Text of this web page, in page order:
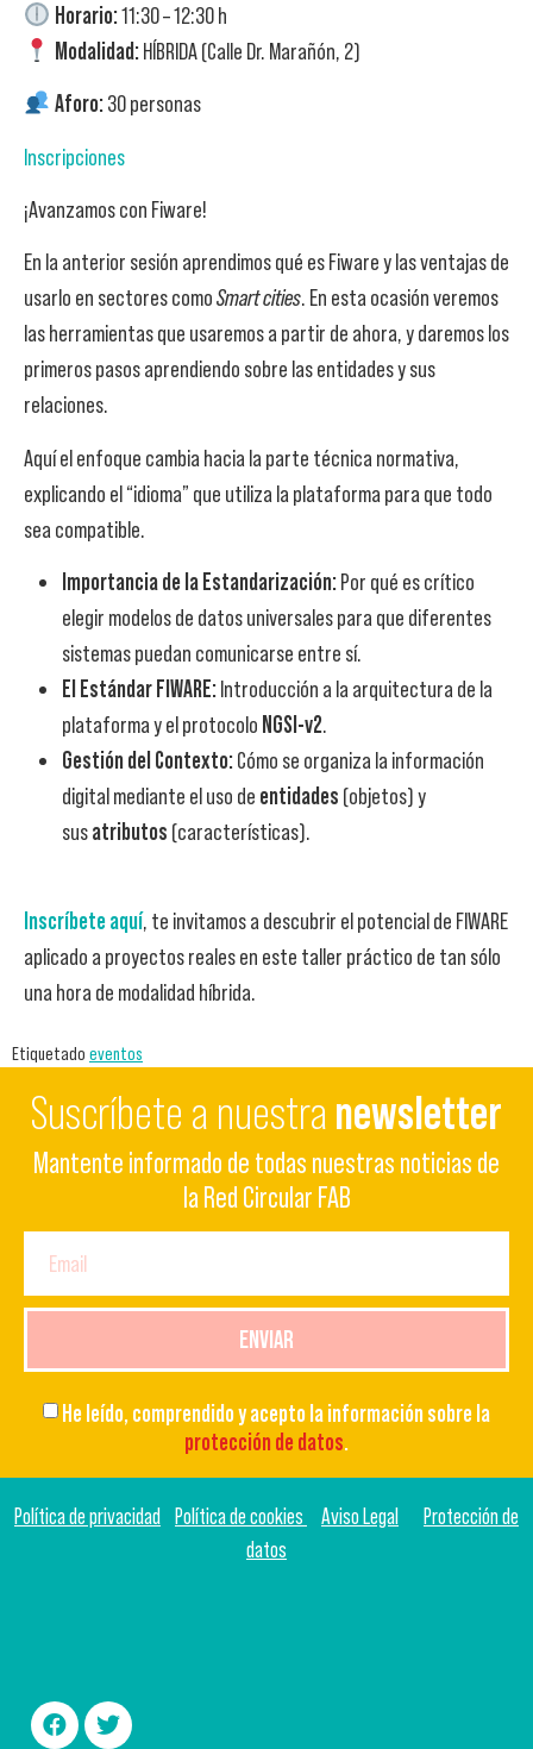
Horario:11:30 – 12:30 h
Modalidad:HÍBRIDA (Calle Dr. Marañón, 2)
Aforo:30 personas
Inscripciones
¡Avanzamos con Fiware!
En la anterior sesión aprendimos qué es Fiware y las ventajas de
usarlo en sectores comoSmart cities. En esta ocasión veremos
las herramientas que usaremos a partir de ahora, y daremos los
primeros pasos aprendiendo sobre las entidades y sus
relaciones.
Aquí el enfoque cambia hacia la parte técnica normativa,
explicando el “idioma” que utiliza la plataforma para que todo
sea compatible.
Importancia de la Estandarización:Por qué es crítico
elegir modelos de datos universales para que diferentes
sistemas puedan comunicarse entre sí.
El Estándar FIWARE:Introducción a la arquitectura de la
plataforma y el protocolo NGSI-v2.
Gestión del Contexto:Cómo se organiza la información
digital mediante el uso de entidades (objetos) y
susatributos (características).
Inscríbete aquí, te invitamos a descubrir el potencial de FIWARE
aplicado a proyectos reales en este taller práctico de tan sólo
una hora de modalidad híbrida.
Etiquetado eventos
Suscríbete a nuestra newsletter
Mantente informado de todas nuestras noticias de
la Red Circular FAB
He leído, comprendido y acepto la información sobre la
protección de datos.
ENVIAR
Política de privacidad Política de cookies Aviso Legal
Protección de
datos